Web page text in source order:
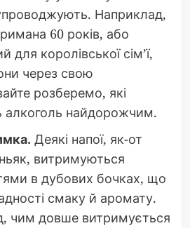
Наприклад,
60 років, або
для королівської сім’ї,
через свою
розберемо, які
алкоголь найдорожчим.
Деякі напої, як-от
витримуються
в дубових бочках, що
смаку й аромату.
чим довше витримується